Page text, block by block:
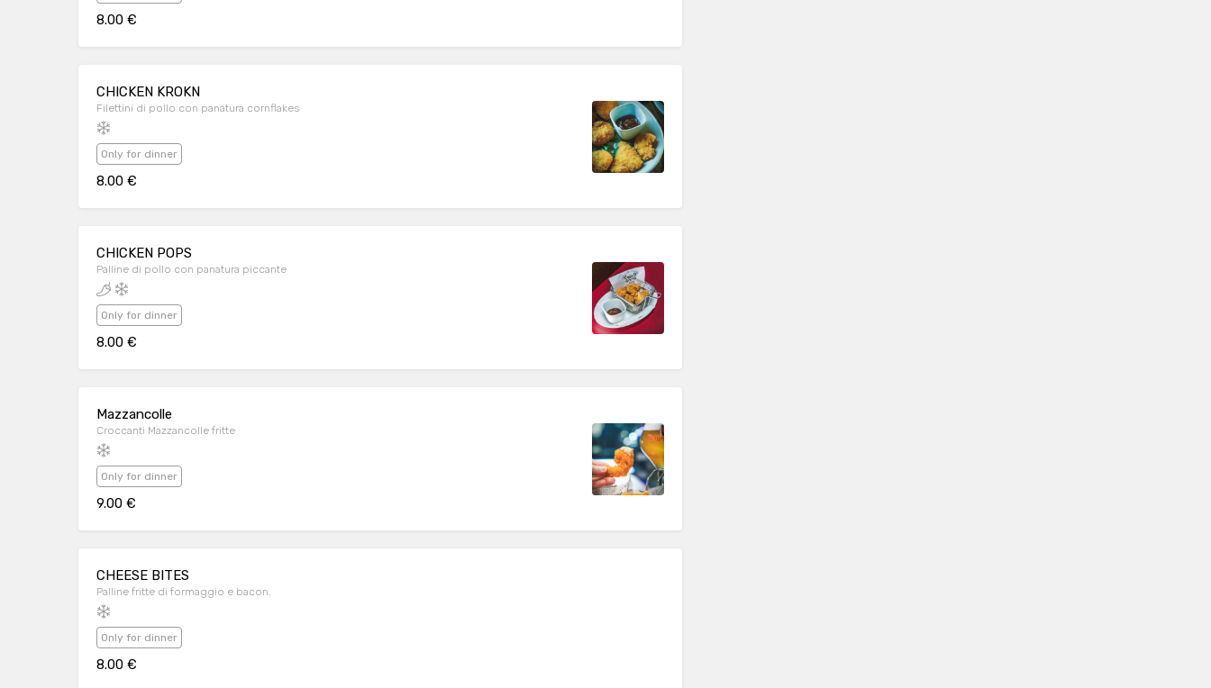
8.00 €
CHICKEN KROKN
Filettini di pollo con panatura cornflakes
Only for dinner
8.00 €
CHICKEN POPS
Palline di pollo con panatura piccante
Only for dinner
8.00 €
Mazzancolle
Croccanti Mazzancolle fritte
Only for dinner
9.00 €
CHEESE BITES
Palline fritte di formaggio e bacon.
Only for dinner
8.00 €